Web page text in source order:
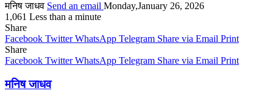
मनिष जाधव Send an email Monday,January 26, 2026
1,061 Less than a minute
Share
Facebook Twitter WhatsApp Telegram Share via Email Print
Share
Facebook Twitter WhatsApp Telegram Share via Email Print
मनिष जाधव